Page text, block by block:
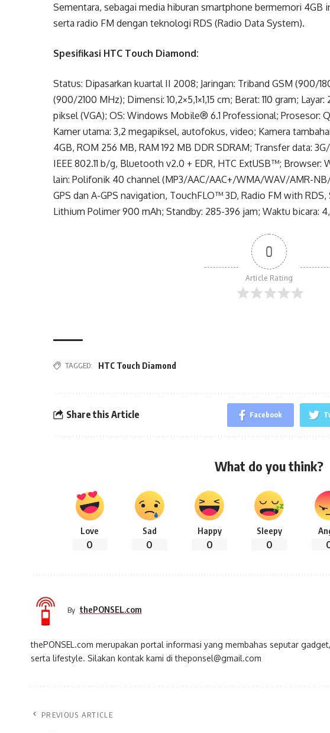
Sementara, sebagai media hiburan smartphone bermemori 4GB
serta radio FM dengan teknologi RDS (Radio Data System).
Spesifikasi HTC Touch Diamond:
Status: Dipasarkan kuartal II 2008; Jaringan: Triband GSM (900/
(900/2100 MHz); Dimensi: 10,2×5,1×1,15 cm; Berat: 110 gram;
piksel (VGA); OS: Windows Mobile® 6.1 Professional; Prosesor:
Kamer utama: 3,2 megapiksel, autofokus, video; Kamera
4GB, ROM 256 MB, RAM 192 MB DDR SDRAM; Transfer data:
IEEE 802.11 b/g, Bluetooth v2.0 + EDR, HTC ExtUSB™; Browser:
lain: Polifonik 40 channel (MP3/AAC/AAC+/WMA/WAV/AMR-
GPS dan A-GPS navigation, TouchFLO™ 3D, Radio FM with
Lithium Polimer 900 mAh; Standby: 285-396 jam; Waktu bicara:
0
Article Rating
TAGGED: HTC Touch Diamond
Share this Article Facebook
What do you think?
Love
0
Sad
0
Happy
0
Sleepy
0
By thePONSEL.com
thePONSEL.com merupakan portal informasi yang membahas seputar
serta lifestyle. Silakan kontak kami di theponsel@gmail.com
PREVIOUS ARTICLE